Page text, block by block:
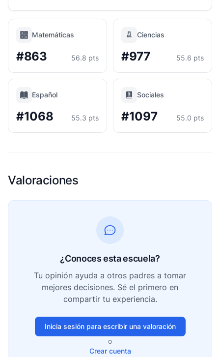
Matemáticas
#863 56.8 pts
Ciencias
#977 55.6 pts
Español
#1068 55.3 pts
Sociales
#1097 55.0 pts
Valoraciones
¿Conoces esta escuela?
Tu opinión ayuda a otros padres a tomar
mejores decisiones. Sé el primero en
compartir tu experiencia.
Inicia sesión para escribir una valoración
o
Crear cuenta